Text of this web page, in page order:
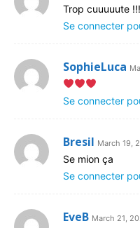
Trop cuuuuute
Se connecter
SophieLuca
Se connecter
Bresil March 19,
Se mion ça
Se connecter
EveB March 21,